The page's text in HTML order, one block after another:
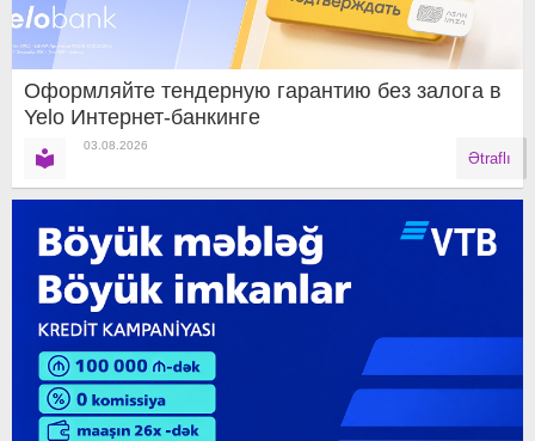
Оформляйте тендерную гарантию без залога в
Yelo Интернет-банкинге
03.08.2026
Ətraflı